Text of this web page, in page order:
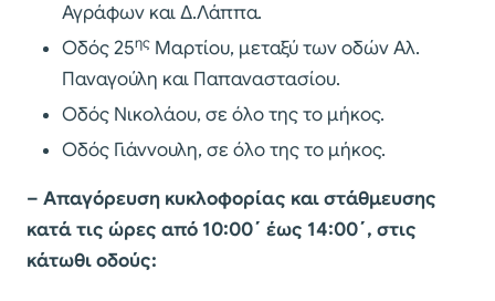
Αγράφων και Δ.Λάππα.
Οδός 25ης Μαρτίου, μεταξύ των οδών Αλ.
Παναγούλη και Παπαναστασίου.
Οδός Νικολάου, σε όλο της το μήκος.
Οδός Γιάννουλη, σε όλο της το μήκος.
– Απαγόρευση κυκλοφορίας και στάθμευσης
κατά τις ώρες από 10:00΄ έως 14:00΄, στις
κάτωθι οδούς: